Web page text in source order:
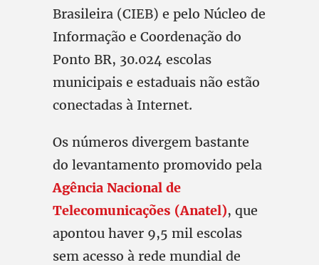
Brasileira (CIEB) e pelo Núcleo de
Informação e Coordenação do
Ponto BR, 30.024 escolas
municipais e estaduais não estão
conectadas à Internet.
Os números divergem bastante
do levantamento promovido pela
Agência Nacional de
Telecomunicações (Anatel), que
apontou haver 9,5 mil escolas
sem acesso à rede mundial de